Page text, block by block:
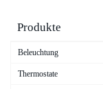
Produkte
Beleuchtung
Thermostate